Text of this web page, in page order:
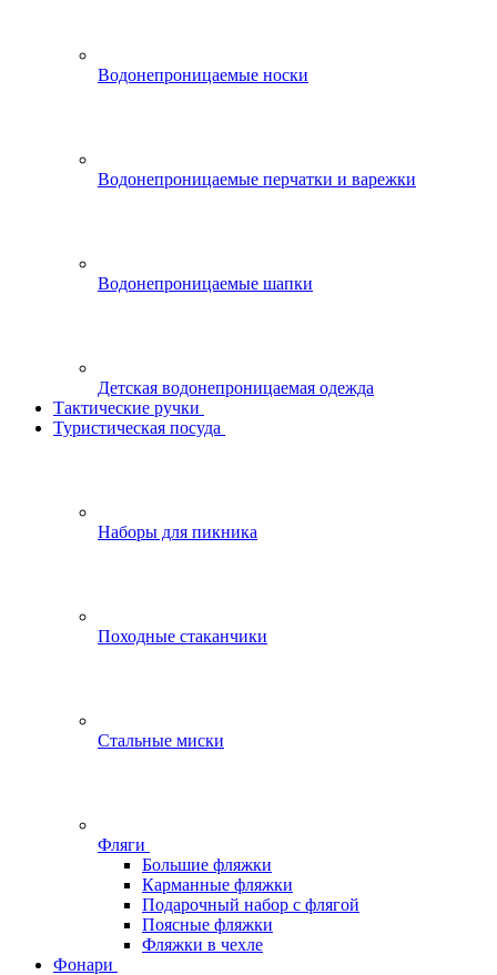
Водонепроницаемые носки
Водонепроницаемые перчатки и варежки
Водонепроницаемые шапки
Детская водонепроницаемая одежда
Тактические ручки
Туристическая посуда
Наборы для пикника
Походные стаканчики
Стальные миски
Фляги
Большие фляжки
Карманные фляжки
Подарочный набор с флягой
Поясные фляжки
Фляжки в чехле
Фонари